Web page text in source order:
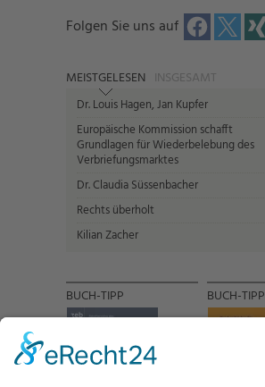
Folgen Sie uns auf
MEISTGELESEN INSGESAMT
Dr. Louis Hagen, Jan Kupfer
Europäische Kommission schafft
Grundlagen für Wiederbelebung des
Verbriefungsmarktes
Dr. Claudia Süssenbacher
Rechts überholt
Kilian Zacher
BUCH-TIPP BUCH-TIPP